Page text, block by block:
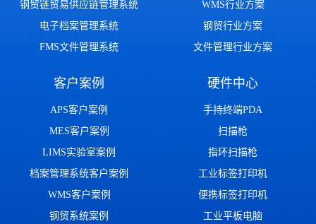
钢贸链贸易供应链管理系统
电子档案管理系统
FMS文件管理系统
WMS行业方案
钢贸行业方案
文件管理行业方案
客户案例
APS客户案例
MES客户案例
LIMS实验室案例
档案管理系统客户案例
WMS客户案例
钢贸系统案例
硬件中心
手持终端PDA
扫描枪
指环扫描枪
工业标签打印机
便携标签打印机
工业平板电脑